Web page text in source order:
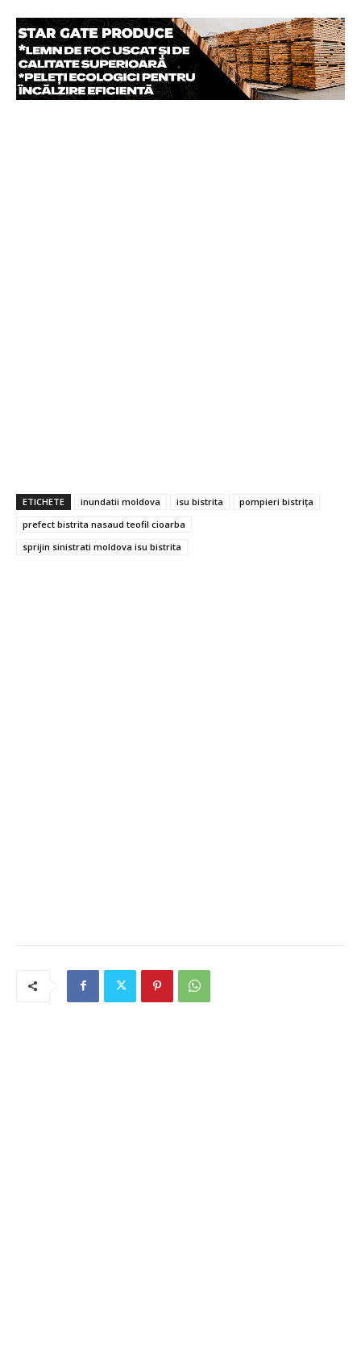
ETICHETE inundatii moldova isu bistrita
pompieri bistrița
prefect bistrita nasaud teofil cioarba
sprijin sinistrati moldova isu bistrita